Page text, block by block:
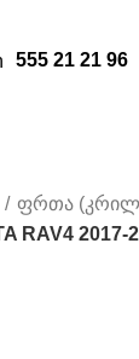
555 21 21 96
ფრთა
RAV4 2017-